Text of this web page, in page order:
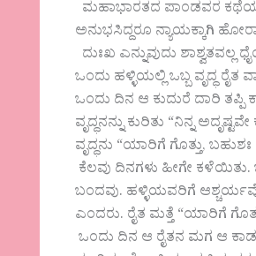
ಮಹಾಭಾರತದ ಪಾಂಡವರ
ಅನುಭಸಿದ್ದರೂ ನ್ಯಾಯಕ್ಕಾಗಿ
ದುಃಖ ಎನ್ನುವುದು
ಒಂದು ಹಳ್ಳಿಯಲ್ಲಿ ಒಬ್ಬ ವೃದ್ಧ
ಒಂದು ದಿನ ಆ ಕುದುರೆ ದಾರಿ ತಪ್ಪಿ
ವೃದ್ಧನನ್ನು ಕುರಿತು “ನಿನ್ನ
ವೃದ್ಧನು “ಯಾರಿಗೆ ಗೊತ್ತು,
ಕೆಲವು ದಿನಗಳು ಹೀಗೇ
ಬಂದವು. ಹಳ್ಳಿಯವರಿಗೆ ಆಶ್ಚರ್ಯವೋ
ಎಂದರು. ರೈತ ಮತ್ತೆ “ಯಾರಿಗೆ
ಒಂದು ದಿನ ಆ ರೈತನ ಮಗ ಆ